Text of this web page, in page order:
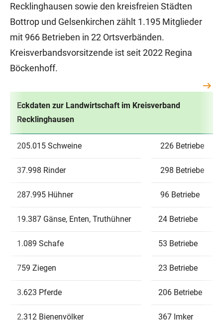
Recklinghausen sowie den kreisfreien Städten
Bottrop und Gelsenkirchen zählt 1.195 Mitglieder
mit 966 Betrieben in 22 Ortsverbänden.
Kreisverbandsvorsitzende ist seit 2022 Regina
Böckenhoff.
Eckdaten zur Landwirtschaft im Kreisverband
Recklinghausen
205.015 Schweine 226 Betriebe
37.998 Rinder 298 Betriebe
287.995 Hühner 96 Betriebe
19.387 Gänse, Enten, Truthühner 24 Betriebe
1.089 Schafe 53 Betriebe
759 Ziegen 23 Betriebe
3.623 Pferde 206 Betriebe
2.312 Bienenvölker 367 Imker